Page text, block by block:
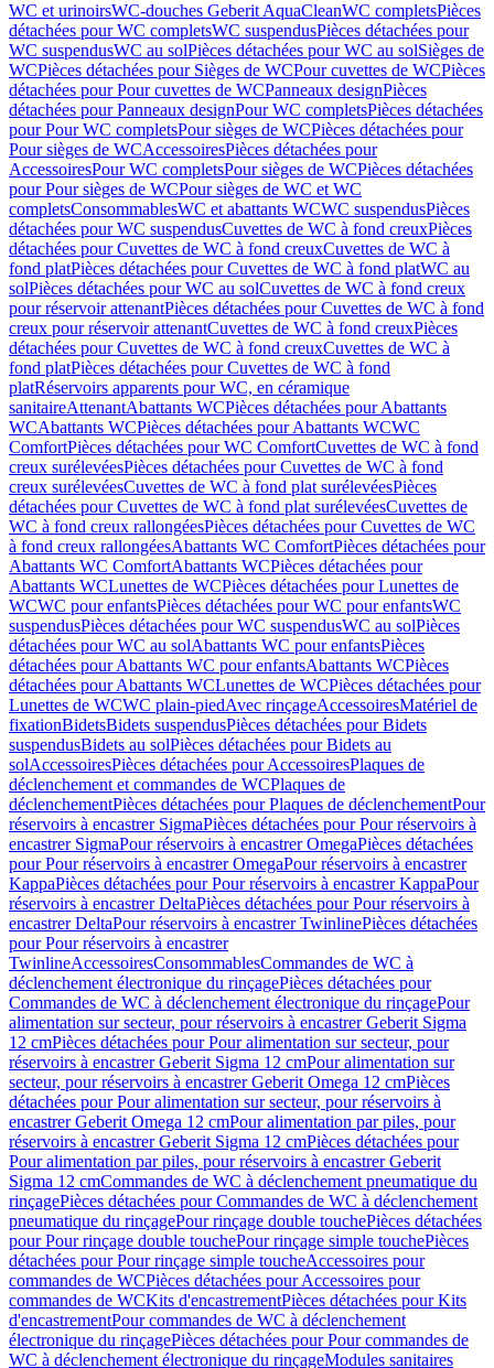
WC et urinoirsWC-douches Geberit AquaCleanWC completsPièces
détachées pour WC completsWC suspendusPièces détachées pour
WC suspendusWC au solPièces détachées pour WC au solSièges de
WCPièces détachées pour Sièges de WCPour cuvettes de WCPièces
détachées pour Pour cuvettes de WCPanneaux designPièces
détachées pour Panneaux designPour WC completsPièces détachées
pour Pour WC completsPour sièges de WCPièces détachées pour
Pour sièges de WCAccessoiresPièces détachées pour
AccessoiresPour WC completsPour sièges de WCPièces détachées
pour Pour sièges de WCPour sièges de WC et WC
completsConsommablesWC et abattants WCWC suspendusPièces
détachées pour WC suspendusCuvettes de WC à fond creuxPièces
détachées pour Cuvettes de WC à fond creuxCuvettes de WC à
fond platPièces détachées pour Cuvettes de WC à fond platWC au
solPièces détachées pour WC au solCuvettes de WC à fond creux
pour réservoir attenantPièces détachées pour Cuvettes de WC à fond
creux pour réservoir attenantCuvettes de WC à fond creuxPièces
détachées pour Cuvettes de WC à fond creuxCuvettes de WC à
fond platPièces détachées pour Cuvettes de WC à fond
platRéservoirs apparents pour WC, en céramique
sanitaireAttenantAbattants WCPièces détachées pour Abattants
WCAbattants WCPièces détachées pour Abattants WCWC
ComfortPièces détachées pour WC ComfortCuvettes de WC à fond
creux surélevéesPièces détachées pour Cuvettes de WC à fond
creux surélevéesCuvettes de WC à fond plat surélevéesPièces
détachées pour Cuvettes de WC à fond plat surélevéesCuvettes de
WC à fond creux rallongéesPièces détachées pour Cuvettes de WC
à fond creux rallongéesAbattants WC ComfortPièces détachées pour
Abattants WC ComfortAbattants WCPièces détachées pour
Abattants WCLunettes de WCPièces détachées pour Lunettes de
WCWC pour enfantsPièces détachées pour WC pour enfantsWC
suspendusPièces détachées pour WC suspendusWC au solPièces
détachées pour WC au solAbattants WC pour enfantsPièces
détachées pour Abattants WC pour enfantsAbattants WCPièces
détachées pour Abattants WCLunettes de WCPièces détachées pour
Lunettes de WCWC plain-piedAvec rinçageAccessoiresMatériel de
fixationBidetsBidets suspendusPièces détachées pour Bidets
suspendusBidets au solPièces détachées pour Bidets au
solAccessoiresPièces détachées pour AccessoiresPlaques de
déclenchement et commandes de WCPlaques de
déclenchementPièces détachées pour Plaques de déclenchementPour
réservoirs à encastrer SigmaPièces détachées pour Pour réservoirs à
encastrer SigmaPour réservoirs à encastrer OmegaPièces détachées
pour Pour réservoirs à encastrer OmegaPour réservoirs à encastrer
KappaPièces détachées pour Pour réservoirs à encastrer KappaPour
réservoirs à encastrer DeltaPièces détachées pour Pour réservoirs à
encastrer DeltaPour réservoirs à encastrer TwinlinePièces détachées
pour Pour réservoirs à encastrer
TwinlineAccessoiresConsommablesCommandes de WC à
déclenchement électronique du rinçagePièces détachées pour
Commandes de WC à déclenchement électronique du rinçagePour
alimentation sur secteur, pour réservoirs à encastrer Geberit Sigma
12 cmPièces détachées pour Pour alimentation sur secteur, pour
réservoirs à encastrer Geberit Sigma 12 cmPour alimentation sur
secteur, pour réservoirs à encastrer Geberit Omega 12 cmPièces
détachées pour Pour alimentation sur secteur, pour réservoirs à
encastrer Geberit Omega 12 cmPour alimentation par piles, pour
réservoirs à encastrer Geberit Sigma 12 cmPièces détachées pour
Pour alimentation par piles, pour réservoirs à encastrer Geberit
Sigma 12 cmCommandes de WC à déclenchement pneumatique du
rinçagePièces détachées pour Commandes de WC à déclenchement
pneumatique du rinçagePour rinçage double touchePièces détachées
pour Pour rinçage double touchePour rinçage simple touchePièces
détachées pour Pour rinçage simple toucheAccessoires pour
commandes de WCPièces détachées pour Accessoires pour
commandes de WCKits d'encastrementPièces détachées pour Kits
d'encastrementPour commandes de WC à déclenchement
électronique du rinçagePièces détachées pour Pour commandes de
WC à déclenchement électronique du rinçageModules sanitaires